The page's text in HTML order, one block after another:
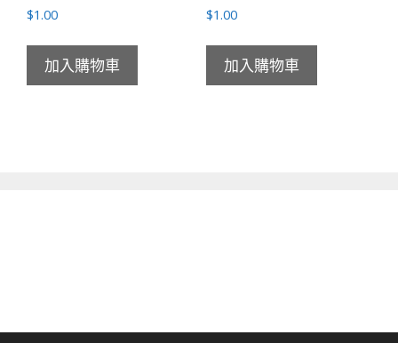
$1.00
加入購物車
$1.00
加入購物車